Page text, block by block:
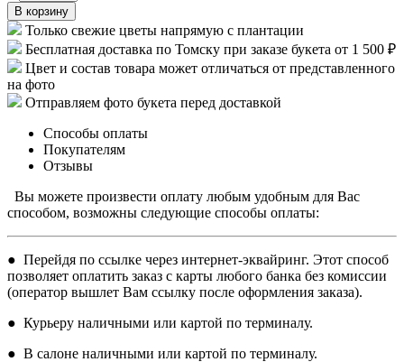
В корзину
Только свежие цветы напрямую с плантации
Бесплатная доставка по Томску при заказе букета от 1 500 ₽
Цвет и состав товара может отличаться от представленного
на фото
Отправляем фото букета перед доставкой
Способы оплаты
Покупателям
Отзывы
Вы можете произвести оплату любым удобным для Вас
способом, возможны следующие способы оплаты:
● Перейдя по ссылке через интернет-эквайринг. Этот способ
позволяет оплатить заказ с карты любого банка без комиссии
(оператор вышлет Вам ссылку после оформления заказа).
● Курьеру наличными или картой по терминалу.
● В салоне наличными или картой по терминалу.